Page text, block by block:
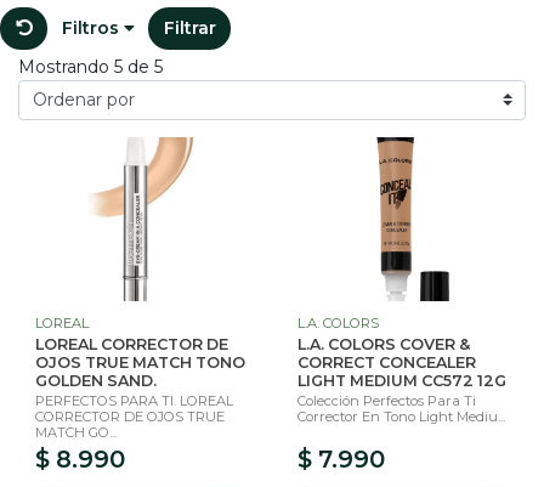
Filtros
Filtrar
Mostrando 5 de 5
LOREAL
LOREAL CORRECTOR DE
OJOS TRUE MATCH TONO
GOLDEN SAND.
PERFECTOS PARA TI. LOREAL
CORRECTOR DE OJOS TRUE
MATCH GO...
$ 8.990
L.A. COLORS
L.A. COLORS COVER &
CORRECT CONCEALER
LIGHT MEDIUM CC572 12G
Colección Perfectos Para Ti
Corrector En Tono Light Mediu...
$ 7.990